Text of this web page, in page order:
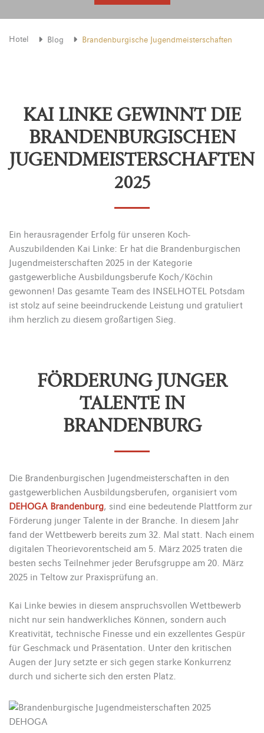
Hotel Blog Brandenburgische Jugendmeisterschaften
KAI LINKE GEWINNT DIE
BRANDENBURGISCHEN
JUGENDMEISTERSCHAFTEN
2025
Ein herausragender Erfolg für unseren Koch-
Auszubildenden Kai Linke: Er hat die Brandenburgischen
Jugendmeisterschaften 2025 in der Kategorie
gastgewerbliche Ausbildungsberufe Koch/Köchin
gewonnen! Das gesamte Team des INSELHOTEL Potsdam
ist stolz auf seine beeindruckende Leistung und gratuliert
ihm herzlich zu diesem großartigen Sieg.
FÖRDERUNG JUNGER
TALENTE IN
BRANDENBURG
Die Brandenburgischen Jugendmeisterschaften in den
gastgewerblichen Ausbildungsberufen, organisiert vom
DEHOGA Brandenburg, sind eine bedeutende Plattform zur
Förderung junger Talente in der Branche. In diesem Jahr
fand der Wettbewerb bereits zum 32. Mal statt. Nach einem
digitalen Theorievorentscheid am 5. März 2025 traten die
besten sechs Teilnehmer jeder Berufsgruppe am 20. März
2025 in Teltow zur Praxisprüfung an.
Kai Linke bewies in diesem anspruchsvollen Wettbewerb
nicht nur sein handwerkliches Können, sondern auch
Kreativität, technische Finesse und ein exzellentes Gespür
für Geschmack und Präsentation. Unter den kritischen
Augen der Jury setzte er sich gegen starke Konkurrenz
durch und sicherte sich den ersten Platz.